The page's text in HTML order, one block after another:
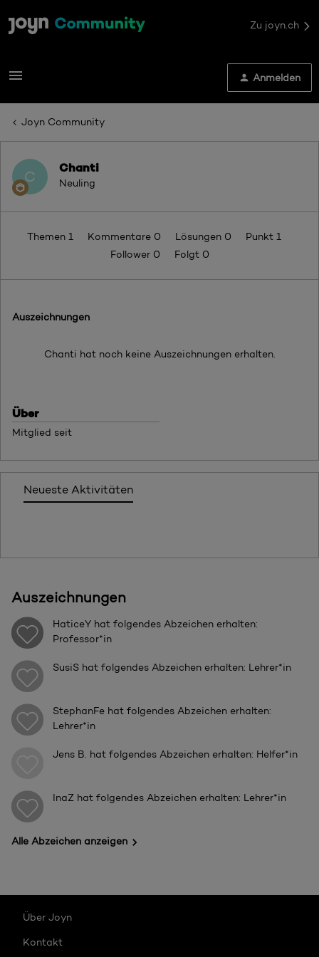
Zu joyn.ch
Anmelden
Joyn Community
C
Chanti
Neuling
Themen 1 Kommentare 0 Lösungen 0
Punkt 1
Follower 0 Folgt 0
Auszeichnungen
Chanti hat noch keine Auszeichnungen erhalten.
Über
Mitglied seit
Neueste Aktivitäten
Auszeichnungen
HaticeY hat folgendes Abzeichen erhalten:
Professor*in
SusiS hat folgendes Abzeichen erhalten: Lehrer*in
StephanFe hat folgendes Abzeichen erhalten:
Lehrer*in
Jens B. hat folgendes Abzeichen erhalten: Helfer*in
InaZ hat folgendes Abzeichen erhalten: Lehrer*in
Alle Abzeichen anzeigen
Über Joyn
Kontakt